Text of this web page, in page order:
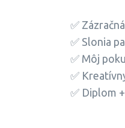
✅
✅ Slonia
✅ Môj
✅
✅ Diplom